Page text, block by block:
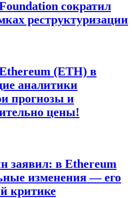
сократил
реструктуризации
(ETH) в
аналитики
прогнозы и
цены!
заявил: в Ethereum
изменения — его
критике